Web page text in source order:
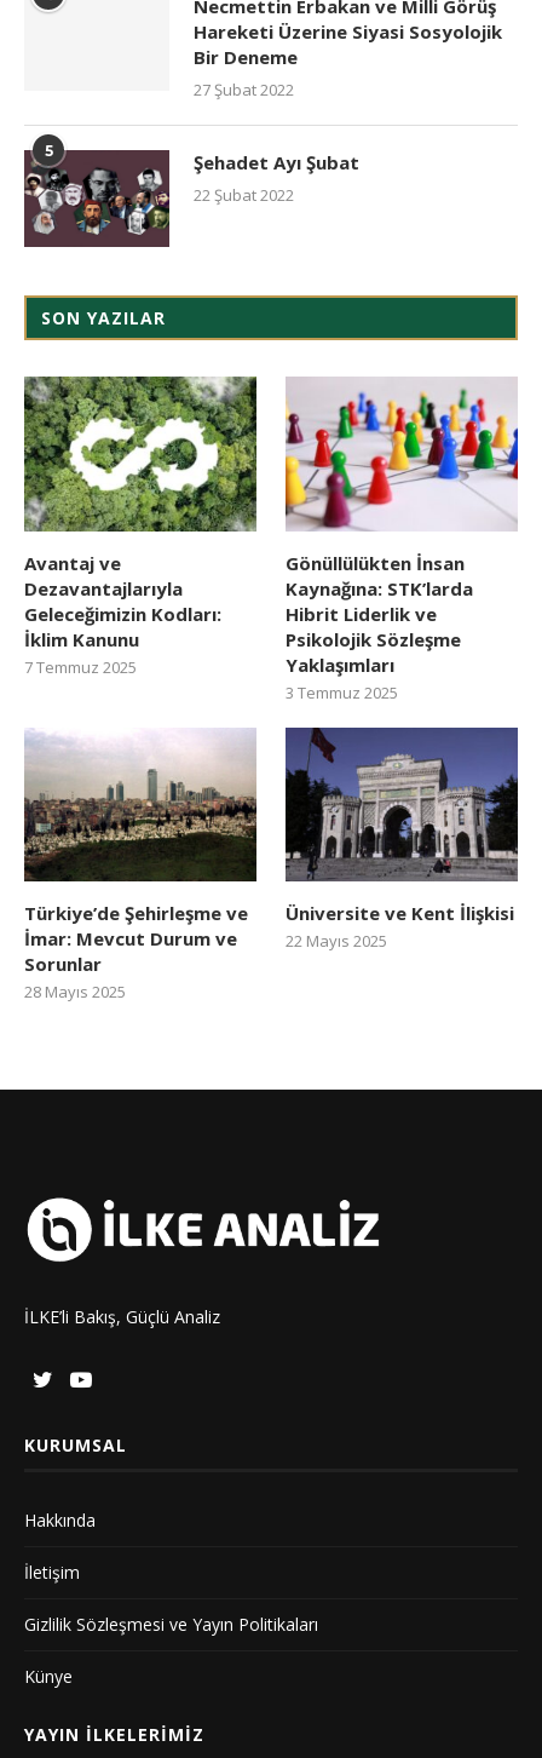
Necmettin Erbakan ve Milli Görüş
Hareketi Üzerine Siyasi Sosyolojik
Bir Deneme
27 Şubat 2022
5 Şehadet Ayı Şubat
22 Şubat 2022
SON YAZILAR
Avantaj ve
Dezavantajlarıyla
Geleceğimizin Kodları:
İklim Kanunu
7 Temmuz 2025
Gönüllülükten İnsan
Kaynağına: STK’larda
Hibrit Liderlik ve
Psikolojik Sözleşme
Yaklaşımları
3 Temmuz 2025
Türkiye’de Şehirleşme ve
İmar: Mevcut Durum ve
Sorunlar
28 Mayıs 2025
Üniversite ve Kent İlişkisi
22 Mayıs 2025
İLKE’li Bakış, Güçlü Analiz
KURUMSAL
Hakkında
İletişim
Gizlilik Sözleşmesi ve Yayın Politikaları
Künye
YAYIN İLKELERIMIZ